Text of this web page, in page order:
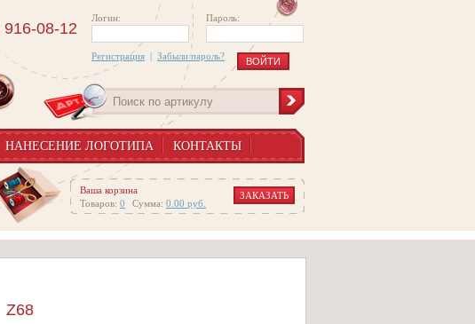
Логин: Пароль:
Регистрация | Забыли пароль?
916-08-12
НАНЕСЕНИЕ ЛОГОТИПА
КОНТАКТЫ
Ваша корзина
Товаров: 0 Сумма: 0.00 руб.
ЗАКАЗАТЬ
Z68